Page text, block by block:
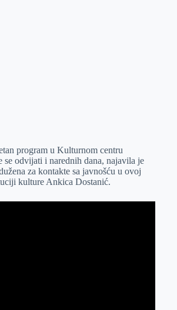
program u Kulturnom centru
se odvijati i narednih dana, najavila je
za kontakte sa javnošću u ovoj
kultureAnkica Dostanić.